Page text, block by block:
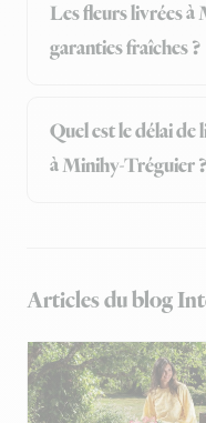
Les fleurs livrées
garanties fraîches ?
Quel est le délai
à Minihy-Tréguier ?
Articles du blog